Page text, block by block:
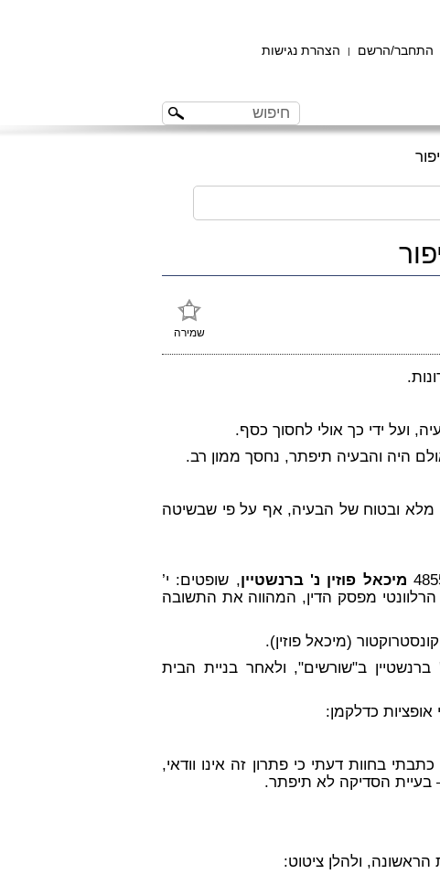
התחבר/הרשם | הצהרת נגישות
שמירה
ועל ידי כך אולי לחסוך כסף.
היה והבעיה תיפתר, נחסך ממון רב.
מלא ובטוח של הבעיה, אף על פי שבשיטה
מיכאל פוזין נ' ברנשטיין, שופטים: י’
הרלוונטי מפסק הדין, המהווה את התשובה
קונסטרוקטור (מיכאל פוזין).
ב"שורשים", ולאחר בניית הבית
כדלקמן:
בחוות דעתי כי פתרון זה אינו וודאי,
– בעיית הסדיקה לא תיפתר.
ולהלן ציטוט: